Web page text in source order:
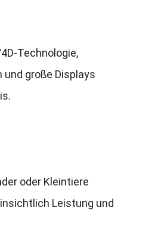
Technologie,
große Displays
.
oder Kleintiere
Leistung und